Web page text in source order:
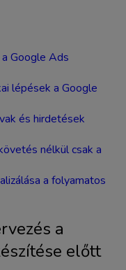
Google Ads
lépések a Google
és hirdetések
nélkül csak a
a folyamatos
a
előtt